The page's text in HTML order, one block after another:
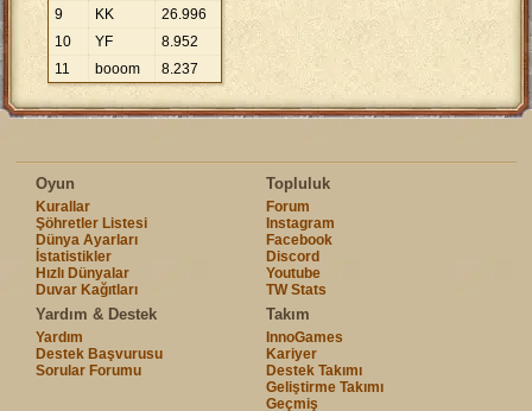
9
KK 26.996
10
YF 8.952
11
booom 8.237
Oyun
Kurallar
Şöhretler Listesi
Dünya Ayarları
İstatistikler
Hızlı Dünyalar
Duvar Kağıtları
Topluluk
Forum
Instagram
Facebook
Discord
Youtube
TW Stats
Yardım & Destek
Yardım
Destek Başvurusu
Sorular Forumu
Takım
InnoGames
Kariyer
Destek Takımı
Geliştirme Takımı
Geçmiş